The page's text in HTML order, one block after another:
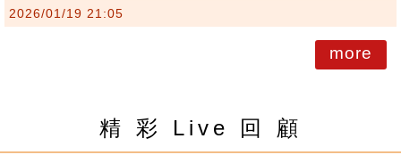
2026/01/19 21:05
more
精 彩 Live 回 顧